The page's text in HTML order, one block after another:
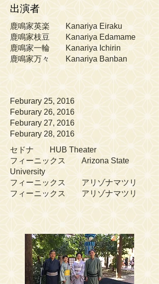
出演者
鹿鳴家英楽 Kanariya Eiraku
鹿鳴家枝豆 Kanariya Edamame
鹿鳴家一輪 Kanariya Ichirin
鹿鳴家万々 Kanariya Banban
Feburary 25, 2016
Feburary 26, 2016
Feburary 27, 2016
Feburary 28, 2016
セドナ HUB Theater
フィーニックス Arizona State
University
フィーニックス アリゾナマツリ
フィーニックス アリゾナマツリ